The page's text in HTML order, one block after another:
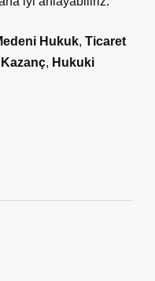
Hukuk, Ticaret
Kazanç, Hukuki